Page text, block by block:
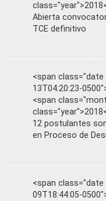
Abierta
TCE definitivo
<span
13T04:20:23-
<span
12 postulantes
en Proceso de
<span
09T18:44:05-